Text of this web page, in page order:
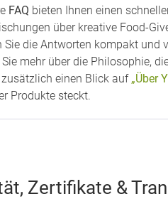
FAQ bieten Ihnen einen
über kreative Food-
Sie die Antworten kompakt und
Sie mehr über die Philosophie,
zusätzlich einen Blick auf „Über
Produkte steckt.
Zertifikate &